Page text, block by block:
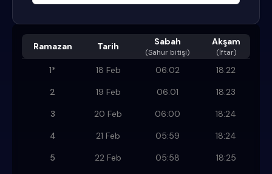
Ramazan Tarih Sabah
(Sahur bitişi)
Akşam
(İftar)
1* 18 Feb 06:02
18:22
2
19 Feb 06:01
18:23
3
20 Feb 06:00
18:24
4
21 Feb 05:59
18:24
5
22 Feb 05:58
18:25